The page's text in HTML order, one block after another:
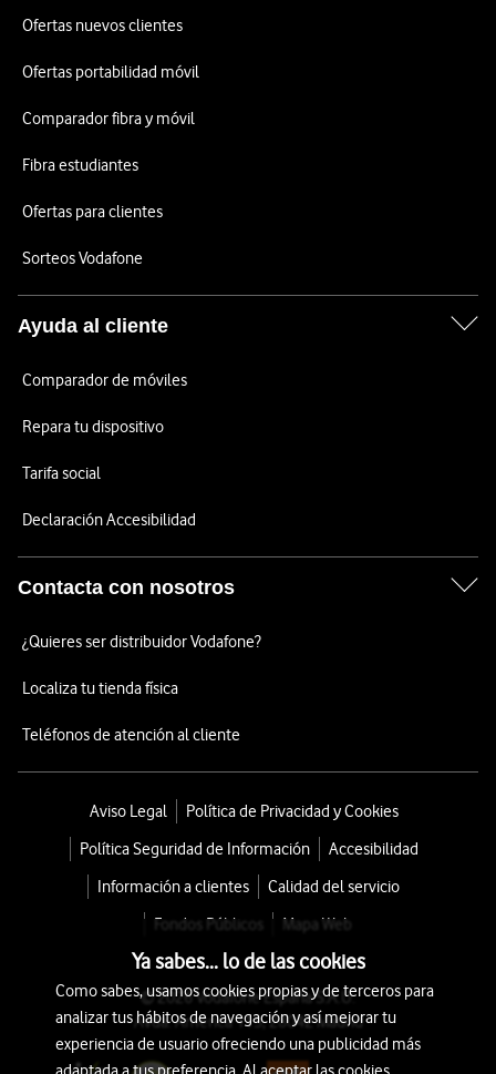
Ofertas nuevos clientes
Ofertas portabilidad móvil
Comparador fibra y móvil
Fibra estudiantes
Ofertas para clientes
Sorteos Vodafone
Ayuda al cliente
Comparador de móviles
Repara tu dispositivo
Tarifa social
Declaración Accesibilidad
Contacta con nosotros
¿Quieres ser distribuidor Vodafone?
Localiza tu tienda física
Teléfonos de atención al cliente
Aviso Legal
Política de Privacidad y Cookies
Política Seguridad de Información
Accesibilidad
Información a clientes
Calidad del servicio
Fondos Públicos
Mapa Web
© 2026 Vodafone España S.A.U.
Avda. América 115, 28042 Madrid
Ya sabes... lo de las cookies
Como sabes, usamos cookies propias y de terceros para
analizar tus hábitos de navegación y así mejorar tu
experiencia de usuario ofreciendo una publicidad más